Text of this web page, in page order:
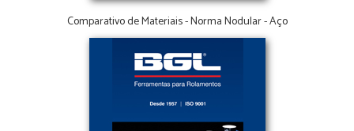
Comparativo de Materiais - Norma Nodular - Aço